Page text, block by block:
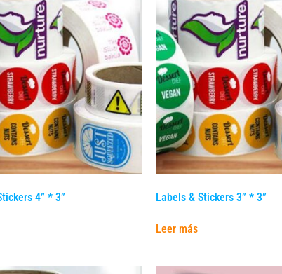
4” * 3” Labels & Stickers 3” * 3”
Leer más